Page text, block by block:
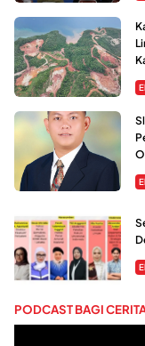
PODCAST BAGI